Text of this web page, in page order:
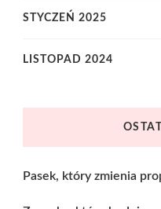
STYCZEŃ 2025
LISTOPAD 2024
Pasek, który zmienia